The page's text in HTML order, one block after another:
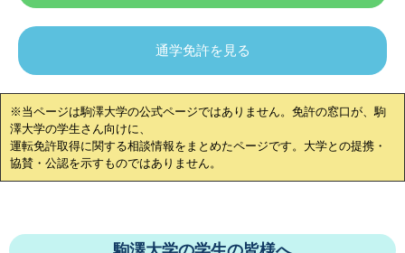
通学免許を見る
※当ページは駒澤大学の公式ページではありません。免許の窓口が、 駒
澤大学の学生さん向けに、
運転免許取得に関する相談情報をまとめたページです。大学との提携・
協賛・公認を示すものではありません。